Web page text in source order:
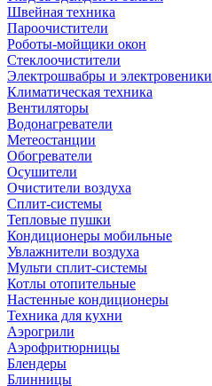
Швейная техника
Пароочистители
Роботы-мойщики окон
Стеклоочистители
Электрошвабры и электровеники
Климатическая техника
Вентиляторы
Водонагреватели
Метеостанции
Обогреватели
Осушители
Очистители воздуха
Сплит-системы
Тепловые пушки
Кондиционеры мобильные
Увлажнители воздуха
Мульти сплит-системы
Котлы отопительные
Настенные кондиционеры
Техника для кухни
Аэрогрили
Аэрофритюрницы
Блендеры
Блинницы